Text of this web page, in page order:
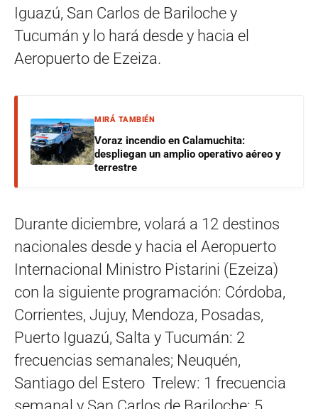
Iguazú, San Carlos de Bariloche y
Tucumán y lo hará desde y hacia el
Aeropuerto de Ezeiza.
MIRÁ TAMBIÉN
Voraz incendio en Calamuchita:
despliegan un amplio operativo aéreo y
terrestre
Durante diciembre, volará a 12 destinos
nacionales desde y hacia el Aeropuerto
Internacional Ministro Pistarini (Ezeiza)
con la siguiente programación: Córdoba,
Corrientes, Jujuy, Mendoza, Posadas,
Puerto Iguazú, Salta y Tucumán: 2
frecuencias semanales; Neuquén,
Santiago del Estero Trelew: 1 frecuencia